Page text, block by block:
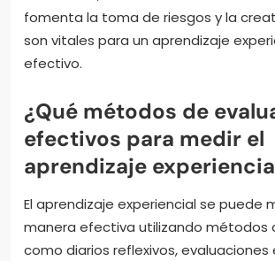
fomenta la toma de riesgos y la
son vitales para un aprendizaje
efectivo.
¿Qué métodos de
efectivos para medir el
aprendizaje
El aprendizaje experiencial se puede
manera efectiva utilizando métodos
como diarios reflexivos,